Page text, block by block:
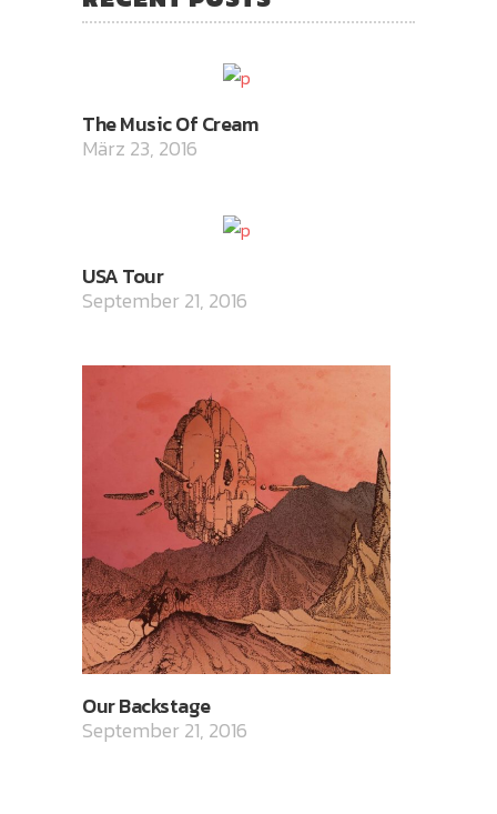
The Music Of Cream
März 23, 2016
USA Tour
September 21, 2016
Our Backstage
September 21, 2016